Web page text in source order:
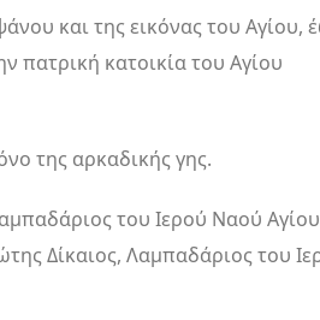
και της εικόνας του Αγίου,
πατρική κατοικία του Αγίου
της αρκαδικής γης.
του Ιερού Ναού Αγίου
Δίκαιος, Λαμπαδάριος του